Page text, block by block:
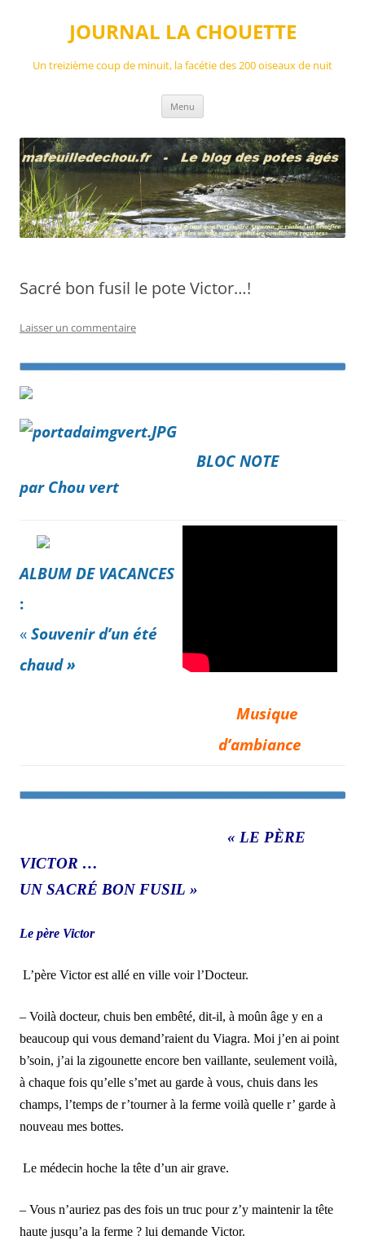
JOURNAL LA CHOUETTE
Un treizième coup de minuit, la facétie des 200 oiseaux de nuit
Menu
Sacré bon fusil le pote Victor…!
Laisser un commentaire
BLOC NOTE
par Chou vert
ALBUM DE VACANCES
:
« Souvenir d’un été
chaud »
Musique
d’ambiance
« LE PÈRE
VICTOR …
UN SACRÉ BON FUSIL »
Le père Victor
L’père Victor est allé en ville voir l’Docteur.
– Voilà docteur, chuis ben embêté, dit-il, à moûn âge y en a
beaucoup qui vous demand’raient du Viagra. Moi j’en ai point
b’soin, j’ai la zigounette encore ben vaillante, seulement voilà,
à chaque fois qu’elle s’met au garde à vous, chuis dans les
champs, l’temps de r’tourner à la ferme voilà quelle r’ garde à
nouveau mes bottes.
Le médecin hoche la tête d’un air grave.
– Vous n’auriez pas des fois un truc pour z’y maintenir la tête
haute jusqu’a la ferme ? lui demande Victor.